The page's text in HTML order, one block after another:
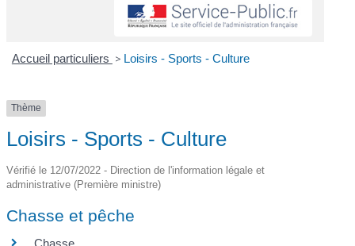
Accueil particuliers > Loisirs - Sports - Culture
Thème
Loisirs - Sports - Culture
Vérifié le 12/07/2022 - Direction de l'information légale et
administrative (Première ministre)
Chasse et pêche
Chasse